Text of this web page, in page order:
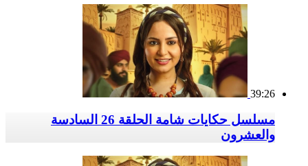
39:26
مسلسل حكايات شامة الحلقة 26 السادسة
والعشرون